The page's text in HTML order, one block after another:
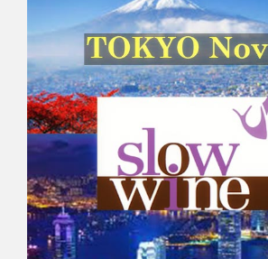
immagine